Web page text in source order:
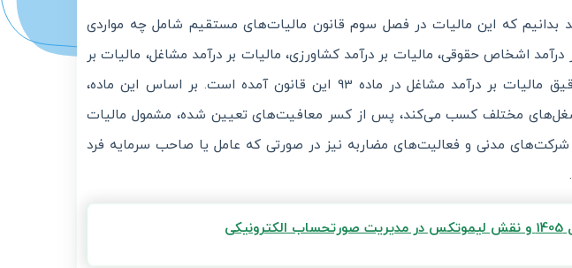
بدانیم که این مالیات در فصل سوم قانون مالیات‌های مستقیم شامل چه مواردی
اشخاص حقوقی، مالیات بر درآمد کشاورزی، مالیات بر درآمد مشاغل، مالیات بر
املاک و درآمدهای تصادفی است. تعریف دقیق مالیات بر درآمد مشاغل در ماده 93 این قانون آمده است. بر اساس این ماده،
مختلف کسب می‌کند، پس از کسر معافیت‌های تعیین شده، مشمول مالیات
شرکت‌های مدنی و فعالیت‌های مضاربه نیز در صورتی که عامل یا صاحب سرمایه فرد